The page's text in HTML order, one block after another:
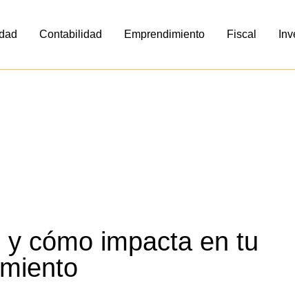
Contabilidad Emprendimiento Fiscal
cómo impacta en tu